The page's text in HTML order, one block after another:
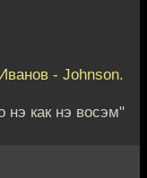
- Johnson.
нэ как нэ восэм"